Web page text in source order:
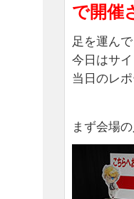
で開催
足を運ん
今日はサ
当日のレ
まず会場